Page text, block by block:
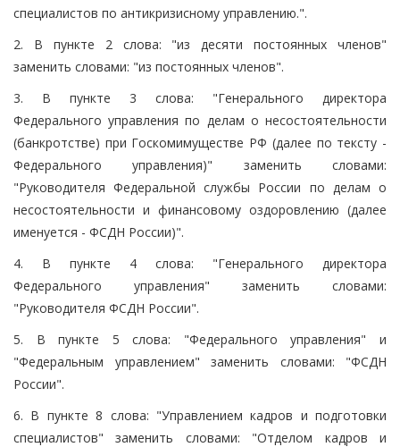
специалистов по антикризисному управлению.".
2. В пункте 2 слова: "из десяти постоянных членов"
заменить словами: "из постоянных членов".
3. В пункте 3 слова: "Генерального директора
Федерального управления по делам о несостоятельности
(банкротстве) при Госкомимуществе РФ (далее по тексту -
Федерального управления)" заменить словами:
"Руководителя Федеральной службы России по делам о
несостоятельности и финансовому оздоровлению (далее
именуется - ФСДН России)".
4. В пункте 4 слова: "Генерального директора
Федерального управления" заменить словами:
"Руководителя ФСДН России".
5. В пункте 5 слова: "Федерального управления" и
"Федеральным управлением" заменить словами: "ФСДН
России".
6. В пункте 8 слова: "Управлением кадров и подготовки
специалистов" заменить словами: "Отделом кадров и